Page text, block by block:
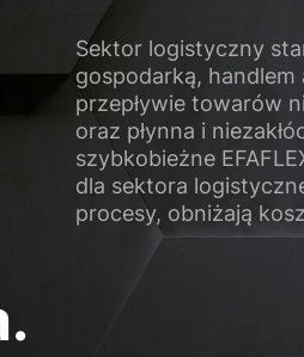
Sektor logistyczny
gospodarką, handlem
przepływie towarów
oraz płynna i
szybkobieżne
dla sektora
procesy, obniżają
Pokaż
(2)
wideo i platform mediów
dostęp do tych zawartości nie
Pokaż